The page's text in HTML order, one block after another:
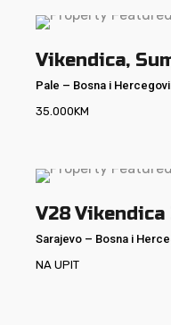
Vikendica,
Pale – Bosna i
35.000KM
V28
Sarajevo – Bosna i
NA UPIT